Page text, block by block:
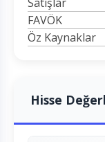
FAVÖK
Öz Kaynaklar
Hisse